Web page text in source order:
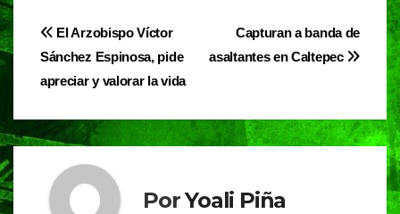
e
b
o
o
k
s
A
p
p
a
m
Navegación
de
entradas
Capturan a banda de
asaltantes en Caltepec
El Arzobispo Víctor
Sánchez Espinosa, pide
apreciar y valorar la vida
PorYoali Piña